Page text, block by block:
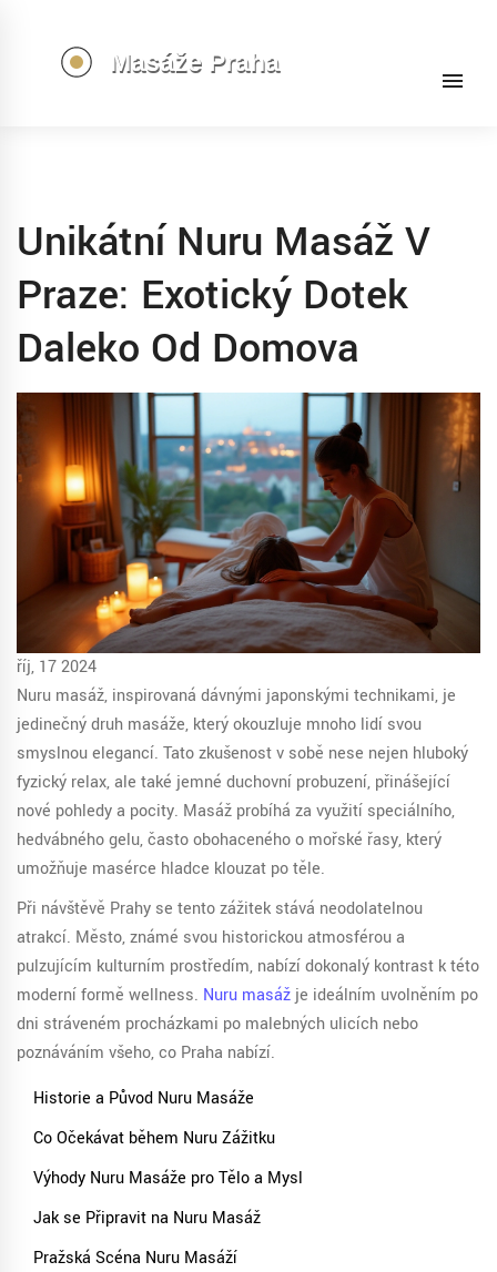
Unikátní Nuru Masáž V
Praze: Exotický Dotek
Daleko Od Domova
říj, 17 2024
Nuru masáž, inspirovaná dávnými japonskými technikami, je
jedinečný druh masáže, který okouzluje mnoho lidí svou
smyslnou elegancí. Tato zkušenost v sobě nese nejen hluboký
fyzický relax, ale také jemné duchovní probuzení, přinášející
nové pohledy a pocity. Masáž probíhá za využití speciálního,
hedvábného gelu, často obohaceného o mořské řasy, který
umožňuje masérce hladce klouzat po těle.
Při návštěvě Prahy se tento zážitek stává neodolatelnou
atrakcí. Město, známé svou historickou atmosférou a
pulzujícím kulturním prostředím, nabízí dokonalý kontrast k této
moderní formě wellness. Nuru masáž je ideálním uvolněním po
dni stráveném procházkami po malebných ulicích nebo
poznáváním všeho, co Praha nabízí.
Historie a Původ Nuru Masáže
Co Očekávat během Nuru Zážitku
Výhody Nuru Masáže pro Tělo a Mysl
Jak se Připravit na Nuru Masáž
Pražská Scéna Nuru Masáží